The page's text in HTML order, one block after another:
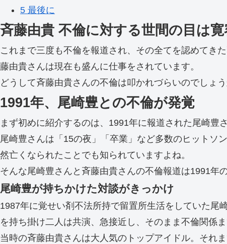
5 最後に
斉藤由貴 不倫に対する世間の目は寛
これまで三度も不倫を報道され、その全てを認めてき
藤由貴さんは現在も盛んに仕事をされています。
どうして斉藤由貴さんの不倫は叩かれづらいのでしょう
1991年、尾崎豊との不倫が発覚
まず初めに紹介するのは、1991年に報道された尾崎豊
尾崎豊さんは「15の夜」「卒業」など多数のヒットソ
然亡くなられたことでも知られていますよね。
そんな尾崎豊さんと斉藤由貴さんの不倫報道は1991年
尾崎豊が持ちかけた対談がきっかけ
1987年に覚せい剤不法所持で留置所生活をしていた尾
を持ち掛け二人は共演、急接近し、そのまま不倫関係
当時の斉藤由貴さんは大人気のトップアイドル。それ